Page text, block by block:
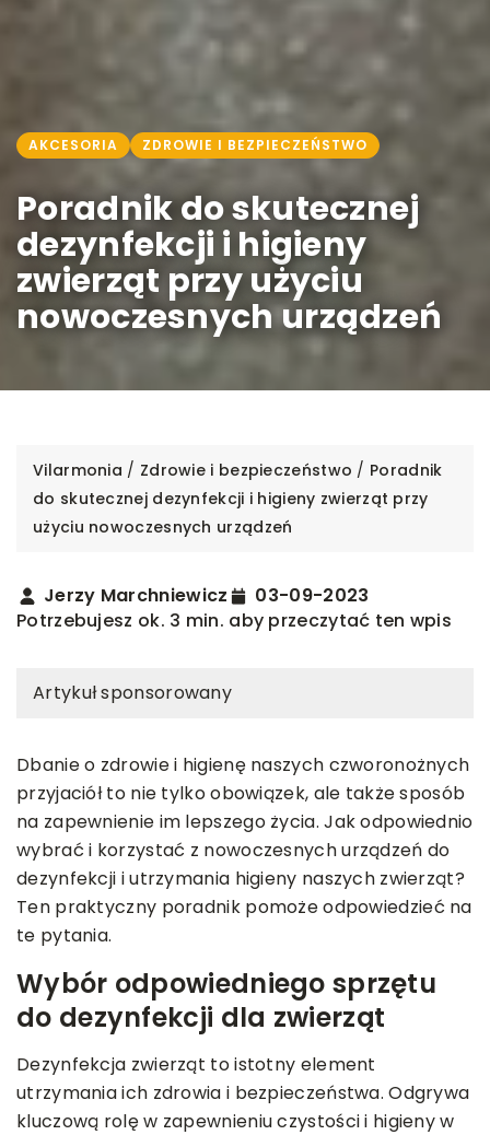
AKCESORIA ZDROWIE I BEZPIECZEŃSTWO
Poradnik do skutecznej
dezynfekcji i higieny
zwierząt przy użyciu
nowoczesnych urządzeń
Vilarmonia / Zdrowie i bezpieczeństwo / Poradnik
do skutecznej dezynfekcji i higieny zwierząt przy
użyciu nowoczesnych urządzeń
Jerzy Marchniewicz
03-09-2023
Potrzebujesz ok. 3 min. aby przeczytać ten wpis
Artykuł sponsorowany
Dbanie o zdrowie i higienę naszych czworonożnych
przyjaciół to nie tylko obowiązek, ale także sposób
na zapewnienie im lepszego życia. Jak odpowiednio
wybrać i korzystać z nowoczesnych urządzeń do
dezynfekcji i utrzymania higieny naszych zwierząt?
Ten praktyczny poradnik pomoże odpowiedzieć na
te pytania.
Wybór odpowiedniego sprzętu
do dezynfekcji dla zwierząt
Dezynfekcja zwierząt to istotny element
utrzymania ich zdrowia i bezpieczeństwa. Odgrywa
kluczową rolę w zapewnieniu czystości i higieny w